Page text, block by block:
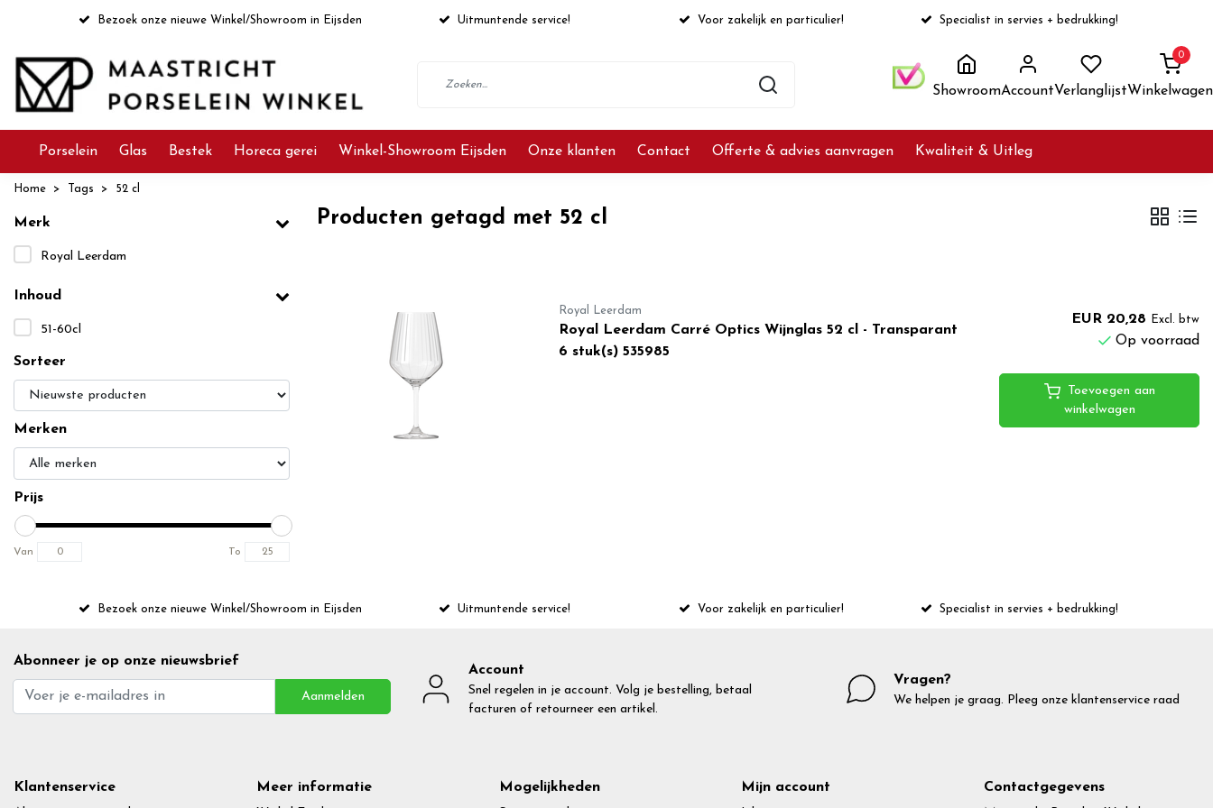
Bezoek onze nieuwe Winkel/Showroom in Eijsden Uitmuntende service! Voor zakelijk en particulier! Specialist in servies + bedrukking!
ShowroomAccountVerlanglijst
0
Winkelwagen
Porselein Glas Bestek Horeca gerei Winkel-Showroom Eijsden Onze klanten Contact Offerte & advies aanvragen Kwaliteit & Uitleg
Home Tags 52 cl
Merk
Royal Leerdam
Inhoud
51-60cl
Sorteer
Merken
Prijs
Van To
Producten getagd met 52 cl
Royal Leerdam
Royal Leerdam Carré Optics Wijnglas 52 cl - Transparant
6 stuk(s) 535985
EUR 20,28 Excl. btw
Op voorraad
Toevoegen aan
winkelwagen
Bezoek onze nieuwe Winkel/Showroom in Eijsden Uitmuntende service! Voor zakelijk en particulier! Specialist in servies + bedrukking!
Abonneer je op onze nieuwsbrief
Aanmelden
Account
Snel regelen in je account. Volg je bestelling, betaal
facturen of retourneer een artikel.
Vragen?
We helpen je graag. Pleeg onze klantenservice raad
Klantenservice Meer informatie Mogelijkheden Mijn account Contactgegevens